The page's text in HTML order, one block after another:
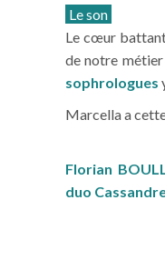
Le son
Le cœur
de notre
sophrologues
Marcella a
Florian
duo